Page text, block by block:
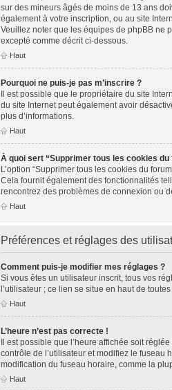
sur des mineurs âgés de moins de 13 ans
également à votre inscription, ou au site
Veuillez noter que les équipes de phpBB ne
excepté comme décrit ci-dessous.
Haut
Pourquoi ne puis-je pas m’inscrire ?
Il est possible que le propriétaire du site
du site Internet peut également avoir
plus d’informations.
Haut
À quoi sert “Supprimer tous les cookies du
L’option “Supprimer tous les cookies du
Cela fournit également des fonctionnalités
rencontrez des problèmes de connexion ou
Haut
Préférences et réglages des
Comment puis-je modifier mes réglages ?
Si vous êtes un utilisateur inscrit, tous vos
l’utilisateur ; ce lien se situe en haut de
Haut
L’heure n’est pas correcte !
Il est possible que l’heure affichée soit
contrôle de l’utilisateur et modifiez le fuseau
modification du fuseau horaire, comme la
Haut